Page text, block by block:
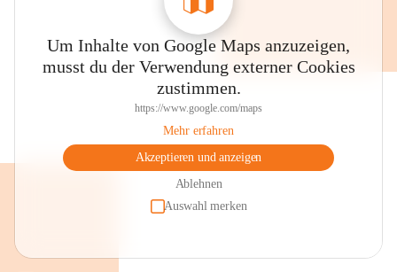
Um Inhalte von Google Maps anzuzeigen,
musst du der Verwendung externer Cookies
zustimmen.
https://www.google.com/maps
Mehr erfahren
Akzeptieren und anzeigen
Ablehnen
Auswahl merken